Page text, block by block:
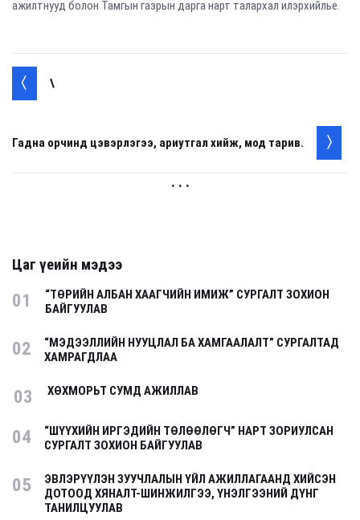
ажилтнууд болон Тамгын газрын дарга нарт талархал илэрхийлье.
\
Гадна орчинд цэвэрлэгээ, ариутгал хийж, мод тарив.
. . .
Цаг үеийн мэдээ
01
“ТӨРИЙН АЛБАН ХААГЧИЙН ИМИЖ” СУРГАЛТ ЗОХИОН
БАЙГУУЛАВ
02
“МЭДЭЭЛЛИЙН НУУЦЛАЛ БА ХАМГААЛАЛТ” СУРГАЛТАД
ХАМРАГДЛАА
03 ХӨХМОРЬТ СУМД АЖИЛЛАВ
04
“ШҮҮХИЙН ИРГЭДИЙН ТӨЛӨӨЛӨГЧ” НАРТ ЗОРИУЛСАН
СУРГАЛТ ЗОХИОН БАЙГУУЛАВ
05
ЭВЛЭРҮҮЛЭН ЗУУЧЛАЛЫН ҮЙЛ АЖИЛЛАГААНД ХИЙСЭН
ДОТООД ХЯНАЛТ-ШИНЖИЛГЭЭ, ҮНЭЛГЭЭНИЙ ДҮНГ
ТАНИЛЦУУЛАВ